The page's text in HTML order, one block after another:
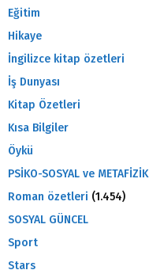
Eğitim
Hikaye
İngilizce kitap özetleri
İş Dunyası
Kitap Özetleri
Kısa Bilgiler
Öykü
PSİKO-SOSYAL ve METAFİZİK
Roman özetleri (1.454)
SOSYAL GÜNCEL
Sport
Stars